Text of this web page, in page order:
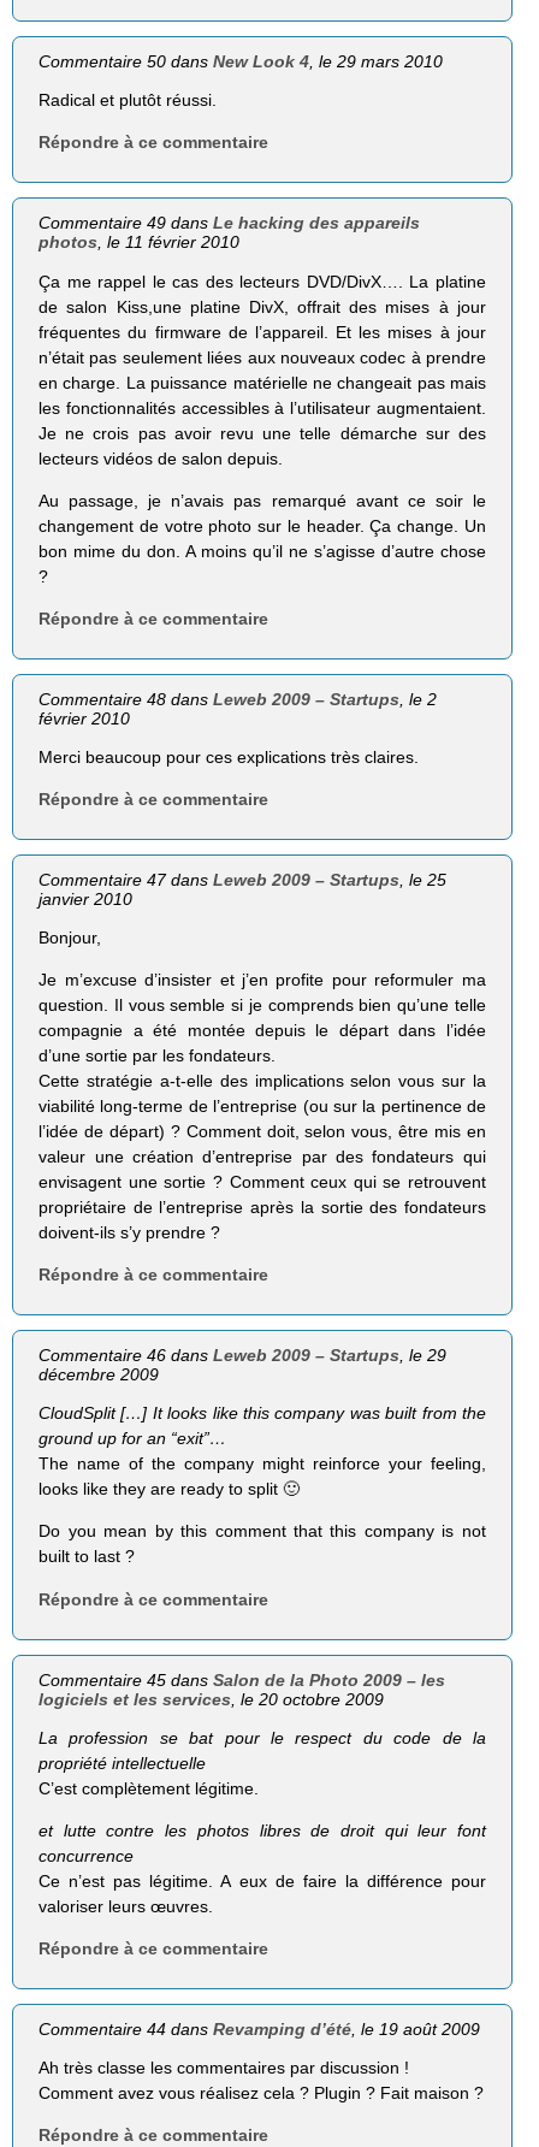
Commentaire 50 dansNew Look 4 , le 29 mars 2010
Radical et plutôt réussi.
Répondre à ce commentaire
Commentaire 49 dansLe hacking des appareils
photos, le 11 février 2010
Ça me rappel le cas des lecteurs DVD/DivX…. La platine
de salon Kiss,une platine DivX, offrait des mises à jour
fréquentes du firmware de l’appareil. Et les mises à jour
n’était pas seulement liées aux nouveaux codec à prendre
en charge. La puissance matérielle ne changeait pas mais
les fonctionnalités accessibles à l’utilisateur augmentaient.
Je ne crois pas avoir revu une telle démarche sur des
lecteurs vidéos de salon depuis.
Au passage, je n’avais pas remarqué avant ce soir le
changement de votre photo sur le header. Ça change. Un
bon mime du don. A moins qu’il ne s’agisse d’autre chose
?
Répondre à ce commentaire
Commentaire 48 dansLeweb 2009 – Startups , le 2
février 2010
Merci beaucoup pour ces explications très claires.
Répondre à ce commentaire
Commentaire 47 dansLeweb 2009 – Startups , le 25
janvier 2010
Bonjour,
Je m’excuse d’insister et j’en profite pour reformuler ma
question. Il vous semble si je comprends bien qu’une telle
compagnie a été montée depuis le départ dans l’idée
d’une sortie par les fondateurs.
Cette stratégie a-t-elle des implications selon vous sur la
viabilité long-terme de l’entreprise (ou sur la pertinence de
l’idée de départ) ? Comment doit, selon vous, être mis en
valeur une création d’entreprise par des fondateurs qui
envisagent une sortie ? Comment ceux qui se retrouvent
propriétaire de l’entreprise après la sortie des fondateurs
doivent-ils s’y prendre ?
Répondre à ce commentaire
Commentaire 46 dansLeweb 2009 – Startups, le 29
décembre 2009
CloudSplit […] It looks like this company was built from the
ground up for an “exit”…
The name of the company might reinforce your feeling,
looks like they are ready to split 🙂
Do you mean by this comment that this company is not
built to last ?
Répondre à ce commentaire
Commentaire 45 dansSalon de la Photo 2009 – les
logiciels et les services , le 20 octobre 2009
La profession se bat pour le respect du code de la
propriété intellectuelle
C’est complètement légitime.
et lutte contre les photos libres de droit qui leur font
concurrence
Ce n’est pas légitime. A eux de faire la différence pour
valoriser leurs œuvres.
Répondre à ce commentaire
Commentaire 44 dansRevamping d’été , le 19 août 2009
Ah très classe les commentaires par discussion !
Comment avez vous réalisez cela ? Plugin ? Fait maison ?
Répondre à ce commentaire